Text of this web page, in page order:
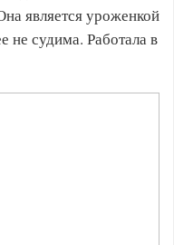
является уроженкой
не судима. Работала в